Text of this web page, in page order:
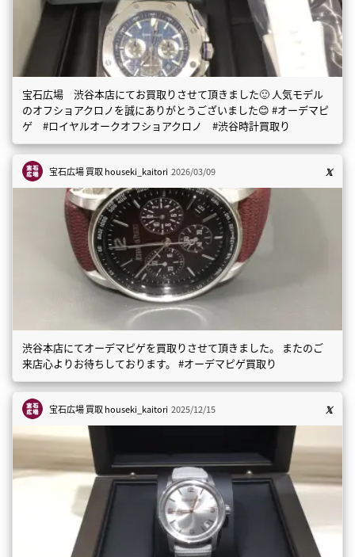
宝石広場 渋谷本店にてお買取りさせて頂きました🙂 人気モデル
のオフショアクロノを誠にありがとうございました😊 #オーデマピ
ゲ #ロイヤルオークオフショアクロノ #渋谷時計買取り
宝石広場 買取houseki_kaitori 2026/03/09
渋谷本店にてオーデマピゲを買取りさせて頂きました。 またのご
来店心よりお待ちしております。 #オーデマピゲ買取り
宝石広場 買取houseki_kaitori 2025/12/15